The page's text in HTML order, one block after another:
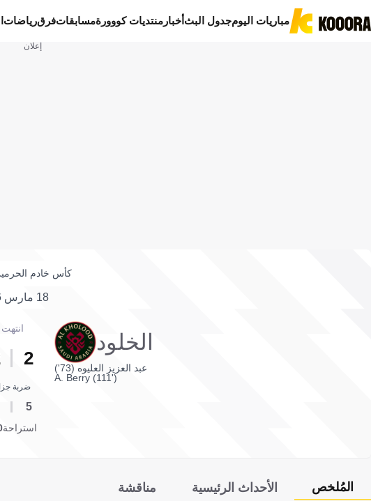
مباريات اليومجدول البثأخبار منتديات كووورةمسابقاتفرقرياضات
إعلان
كأس خادم
18 مارس 2026
الخلود
عبد العزيز العليوه (73')
A. Berry (111')
انتهت
2
ضربة
5
استراحة
المُلخص الأحداث الرئيسية مناقشة